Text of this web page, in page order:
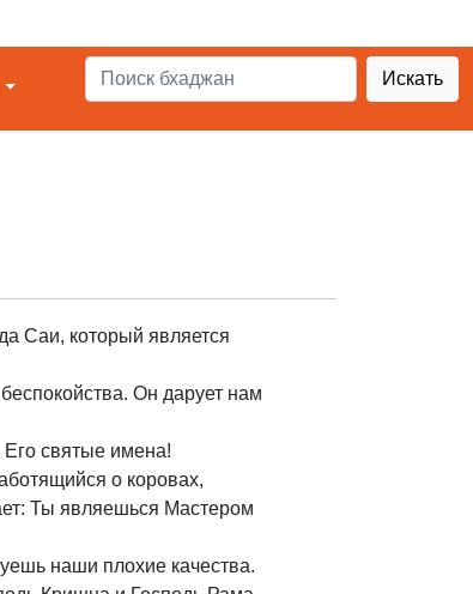
Искать
Саи, который является
Он дарует нам
Его святые имена!
о коровах,
Ты являешься Мастером
наши плохие качества.